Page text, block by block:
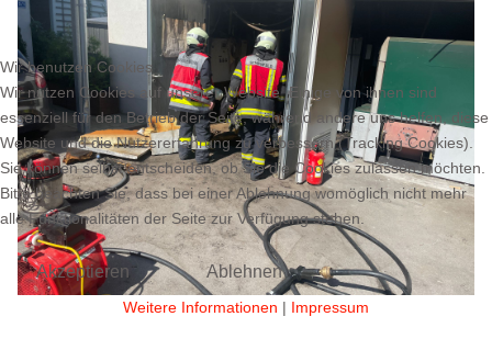
Wir benutzen Cookies
Wir nutzen Cookies auf unserer Website. Einige von ihnen sind
essenziell für den Betrieb der Seite, während andere uns helfen, diese
Website und die Nutzererfahrung zu verbessern (Tracking Cookies).
Sie können selbst entscheiden, ob Sie die Cookies zulassen möchten.
Bitte beachten Sie, dass bei einer Ablehnung womöglich nicht mehr
alle Funktionalitäten der Seite zur Verfügung stehen.
Akzeptieren Ablehnen
Weitere Informationen | Impressum